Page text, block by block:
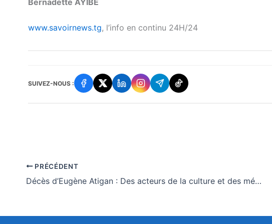
www.savoirnews.tg, l’info en continu 24H/24
SUIVEZ-NOUS :
PRÉCÉDENT
Décès d’Eugène Atigan : Des acteurs de la culture et des médias se mobilisent pour un ultime hommage